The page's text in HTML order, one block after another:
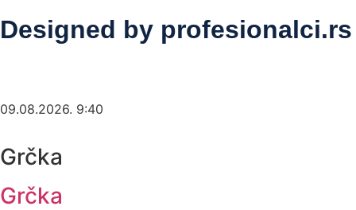
Designed by profesionalci.rs
09.08.2026. 9:40
Grčka
Grčka